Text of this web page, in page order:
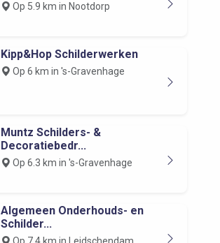
Op 5.9 km in Nootdorp
Kipp&Hop Schilderwerken
Op 6 km in 's-Gravenhage
Muntz Schilders- &
Decoratiebedr...
Op 6.3 km in 's-Gravenhage
Algemeen Onderhouds- en
Schilder...